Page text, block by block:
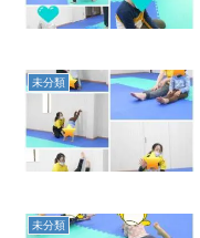
未分類
未分類